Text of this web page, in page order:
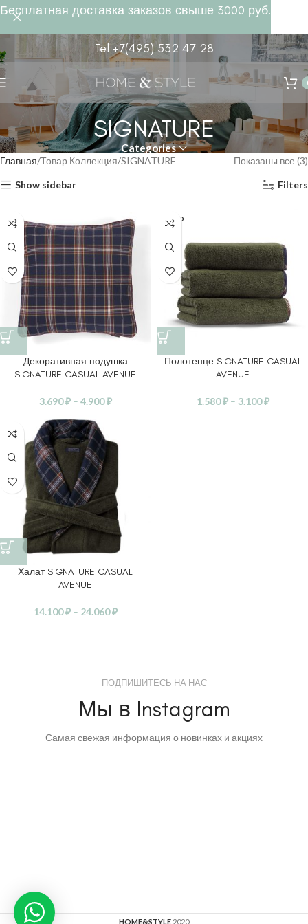
Tel +7(495) 532 47 28
SIGNATURE
Categories
Главная Товар Коллекция SIGNATURE Показаны все (3)
Show sidebar Filters
Декоративная подушка
SIGNATURE CASUAL AVENUE
3.690₽ – 4.900₽
SOLD
OUT
Полотенце SIGNATURE CASUAL
AVENUE
1.580₽ – 3.100₽
Халат SIGNATURE CASUAL
AVENUE
14.100₽ – 24.060₽
ПОДПИШИТЕСЬ НА НАС
Мы в Instagram
Самая свежая информация о новинках и акциях
HOME&STYLE 2020
Бесплатная доставка заказов свыше 3000 руб.